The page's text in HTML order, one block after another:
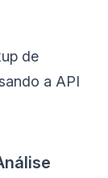
de
a API